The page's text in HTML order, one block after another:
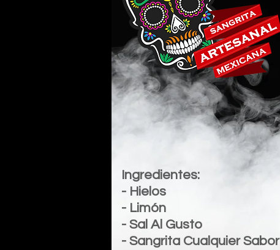
Ingredientes:
- Hielos
- Limón
- Sal Al Gusto
- Sangrita Cualquier Sabor